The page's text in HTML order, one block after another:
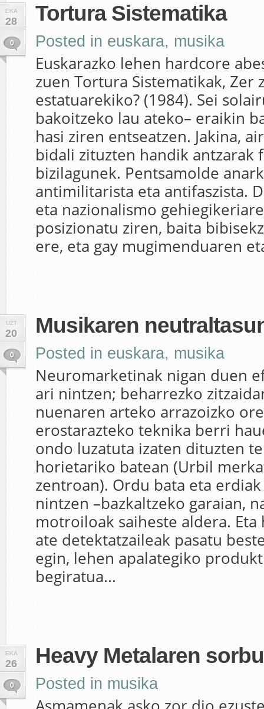
EKA
28
0
Tortura Sistematika
Posted in euskara, musika
Euskarazko lehen hardcore
zuen Tortura Sistematikak, Zer
estatuarekiko? (1984). Sei
bakoitzeko lau ateko– eraikin
hasi ziren entseatzen. Jakina,
bidali zituzten handik antzarak
bizilagunek. Pentsamolde
antimilitarista eta antifaszista.
eta nazionalismo
posizionatu ziren, baita
ere, eta gay mugimenduaren
UZT
20
0
Musikaren
Posted in euskara, musika
Neuromarketinak nigan duen
ari nintzen; beharrezko
nuenaren arteko arrazoizko
erostarazteko teknika berri
ondo luzatuta izaten dituzten
horietariko batean (Urbil
zentroan). Ordu bata eta
nintzen –bazkaltzeko garaian,
motroiloak saiheste aldera.
ate detektatzaileak pasatu
egin, lehen apalategiko
begiratua...
EKA
26
0
Heavy Metalaren
Posted in musika